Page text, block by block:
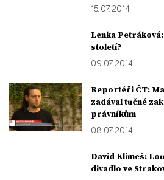
15. 07. 2014
Lenka
století?
09. 07. 2014
Reportéři ČT:
zadával tučné
právníkům
08. 07. 2014
David Klimeš:
divadlo ve